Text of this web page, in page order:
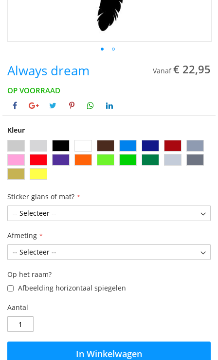
Always dream Vanaf € 22,95
OP VOORRAAD
Kleur
Sticker glans of mat?
Afmeting
Op het raam?
Afbeelding horizontaal spiegelen
Aantal
In Winkelwagen